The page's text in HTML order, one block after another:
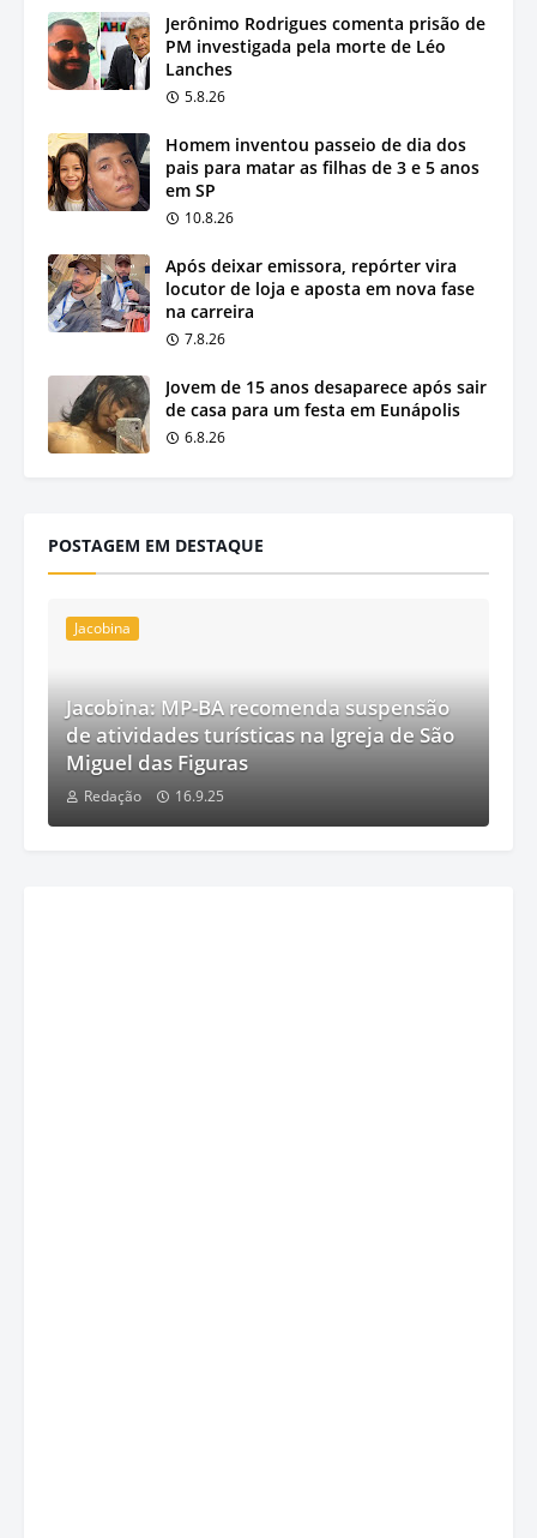
Jerônimo Rodrigues comenta prisão de
PM investigada pela morte de Léo
Lanches
5.8.26
Homem inventou passeio de dia dos
pais para matar as filhas de 3 e 5 anos
em SP
10.8.26
Após deixar emissora, repórter vira
locutor de loja e aposta em nova fase
na carreira
7.8.26
Jovem de 15 anos desaparece após sair
de casa para um festa em Eunápolis
6.8.26
POSTAGEM EM DESTAQUE
Jacobina
Jacobina: MP-BA recomenda suspensão
de atividades turísticas na Igreja de São
Miguel das Figuras
Redação 16.9.25